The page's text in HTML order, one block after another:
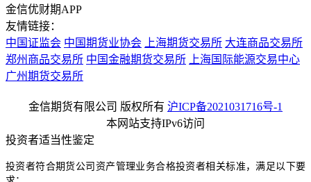
金信优财期APP
友情链接：
中国证监会 中国期货业协会 上海期货交易所 大连商品交易所
郑州商品交易所 中国金融期货交易所
上海国际能源交易中心
广州期货交易所
金信期货有限公司 版权所有 沪ICP备2021031716号-1
本网站支持IPv6访问
投资者适当性鉴定
投资者符合期货公司资产管理业务合格投资者相关标准，满足以下要